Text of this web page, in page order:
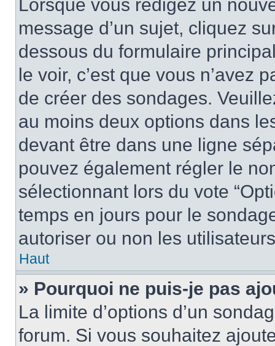
Lorsque vous rédigez un
message d’un sujet, cliquez
dessous du formulaire
le voir, c’est que vous n’avez
de créer des sondages.
au moins deux options dans
devant être dans une ligne
pouvez également régler le
sélectionnant lors du vote
temps en jours pour le
autoriser ou non les
Haut
» Pourquoi ne puis-je pas
La limite d’options d’un
forum. Si vous souhaitez